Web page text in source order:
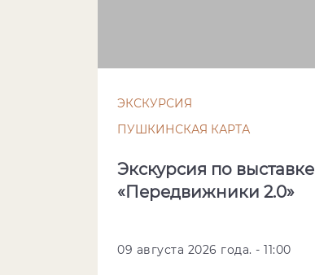
ЭКСКУРСИЯ
ПУШКИНСКАЯ КАРТА
Экскурсия по выставке
«Передвижники 2.0»
09 августа 2026 года. - 11:00